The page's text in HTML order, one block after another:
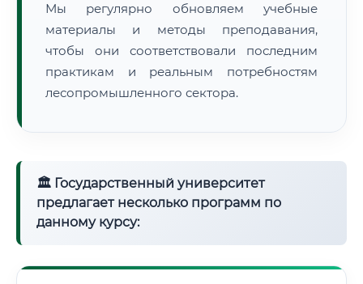
📜 Документы и аккредитация
🔍Нажмите на документ для увеличения и просмотра
Мы регулярно обновляем учебные
материалы и методы преподавания,
чтобы они соответствовали последним
практикам и реальным потребностям
лесопромышленного сектора.
🏛 Государственный университет
предлагает несколько программ по
данному курсу: